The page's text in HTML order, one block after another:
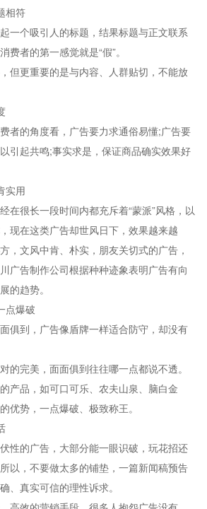
相符
个吸引人的标题，结果标题与正文联系
费者的第一感觉就是“假”。
更重要的是与内容、人群贴切，不能放
的角度看，广告要力求通俗易懂;广告要
引起共鸣;事实求是，保证商品确实效果好
用
很长一段时间内都充斥着“蒙派”风格，以
现在这类广告却世风日下，效果越来越
，文风中肯、朴实，朋友关切式的广告，
广告制作公司根据种种迹象表明广告有向
的趋势。
爆破
到，广告像盾牌一样适合防守，却没有
完美，面面俱到往往哪一点都说不透。
产品，如可口可乐、农夫山泉、脑白金
优势，一点爆破、极致称王。
的广告，大部分能一眼识破，玩花招还
以，不要做太多的铺垫，一篇新闻稿预告
、真实可信的理性诉求。